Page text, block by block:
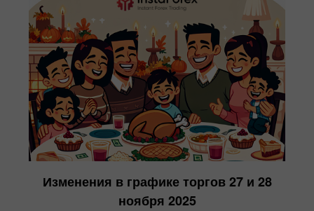
Изменения в графике торгов 27 и 28
ноября 2025